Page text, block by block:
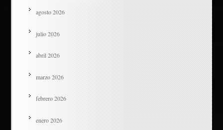
agosto 2026
julio 2026
abril 2026
marzo 2026
febrero 2026
enero 2026